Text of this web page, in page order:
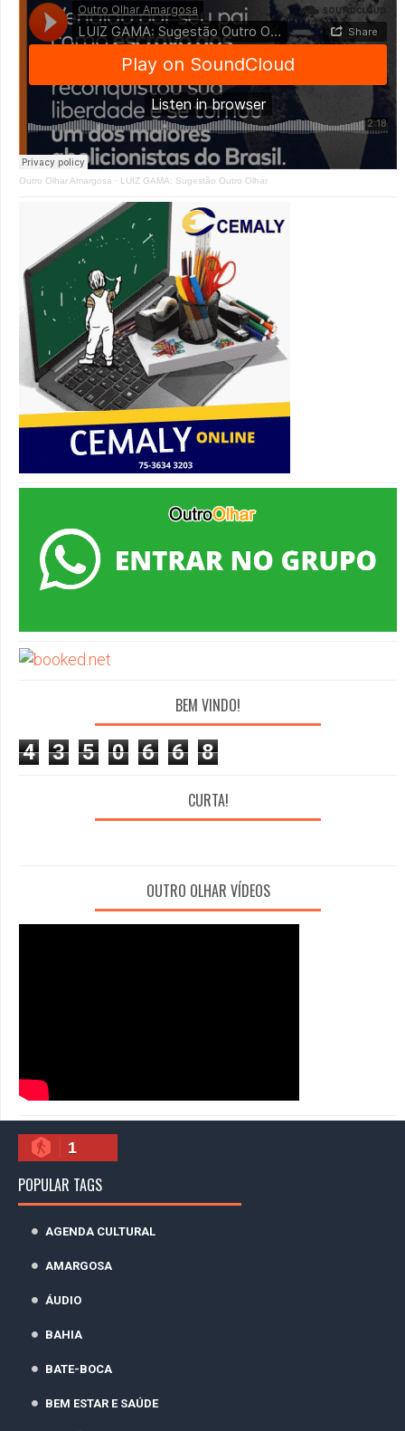
Outro Olhar Amargosa · LUIZ GAMA: Sugestão Outro Olhar
BEM VINDO!
4 3 5 0 6 6 8
CURTA!
OUTRO OLHAR VÍDEOS
1
POPULAR TAGS
AGENDA CULTURAL
AMARGOSA
ÁUDIO
BAHIA
BATE-BOCA
BEM ESTAR E SAÚDE